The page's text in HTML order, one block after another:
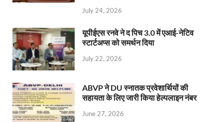
July 24, 2026
यूपीईएस रनवे ने द पिच 3.0 में एआई-नेटिव
स्टार्टअप्स को समर्थन दिया
July 22, 2026
ABVP ने DU स्नातक प्रवेशार्थियों की
सहायता के लिए जारी किया हेल्पलाइन नंबर
June 27, 2026